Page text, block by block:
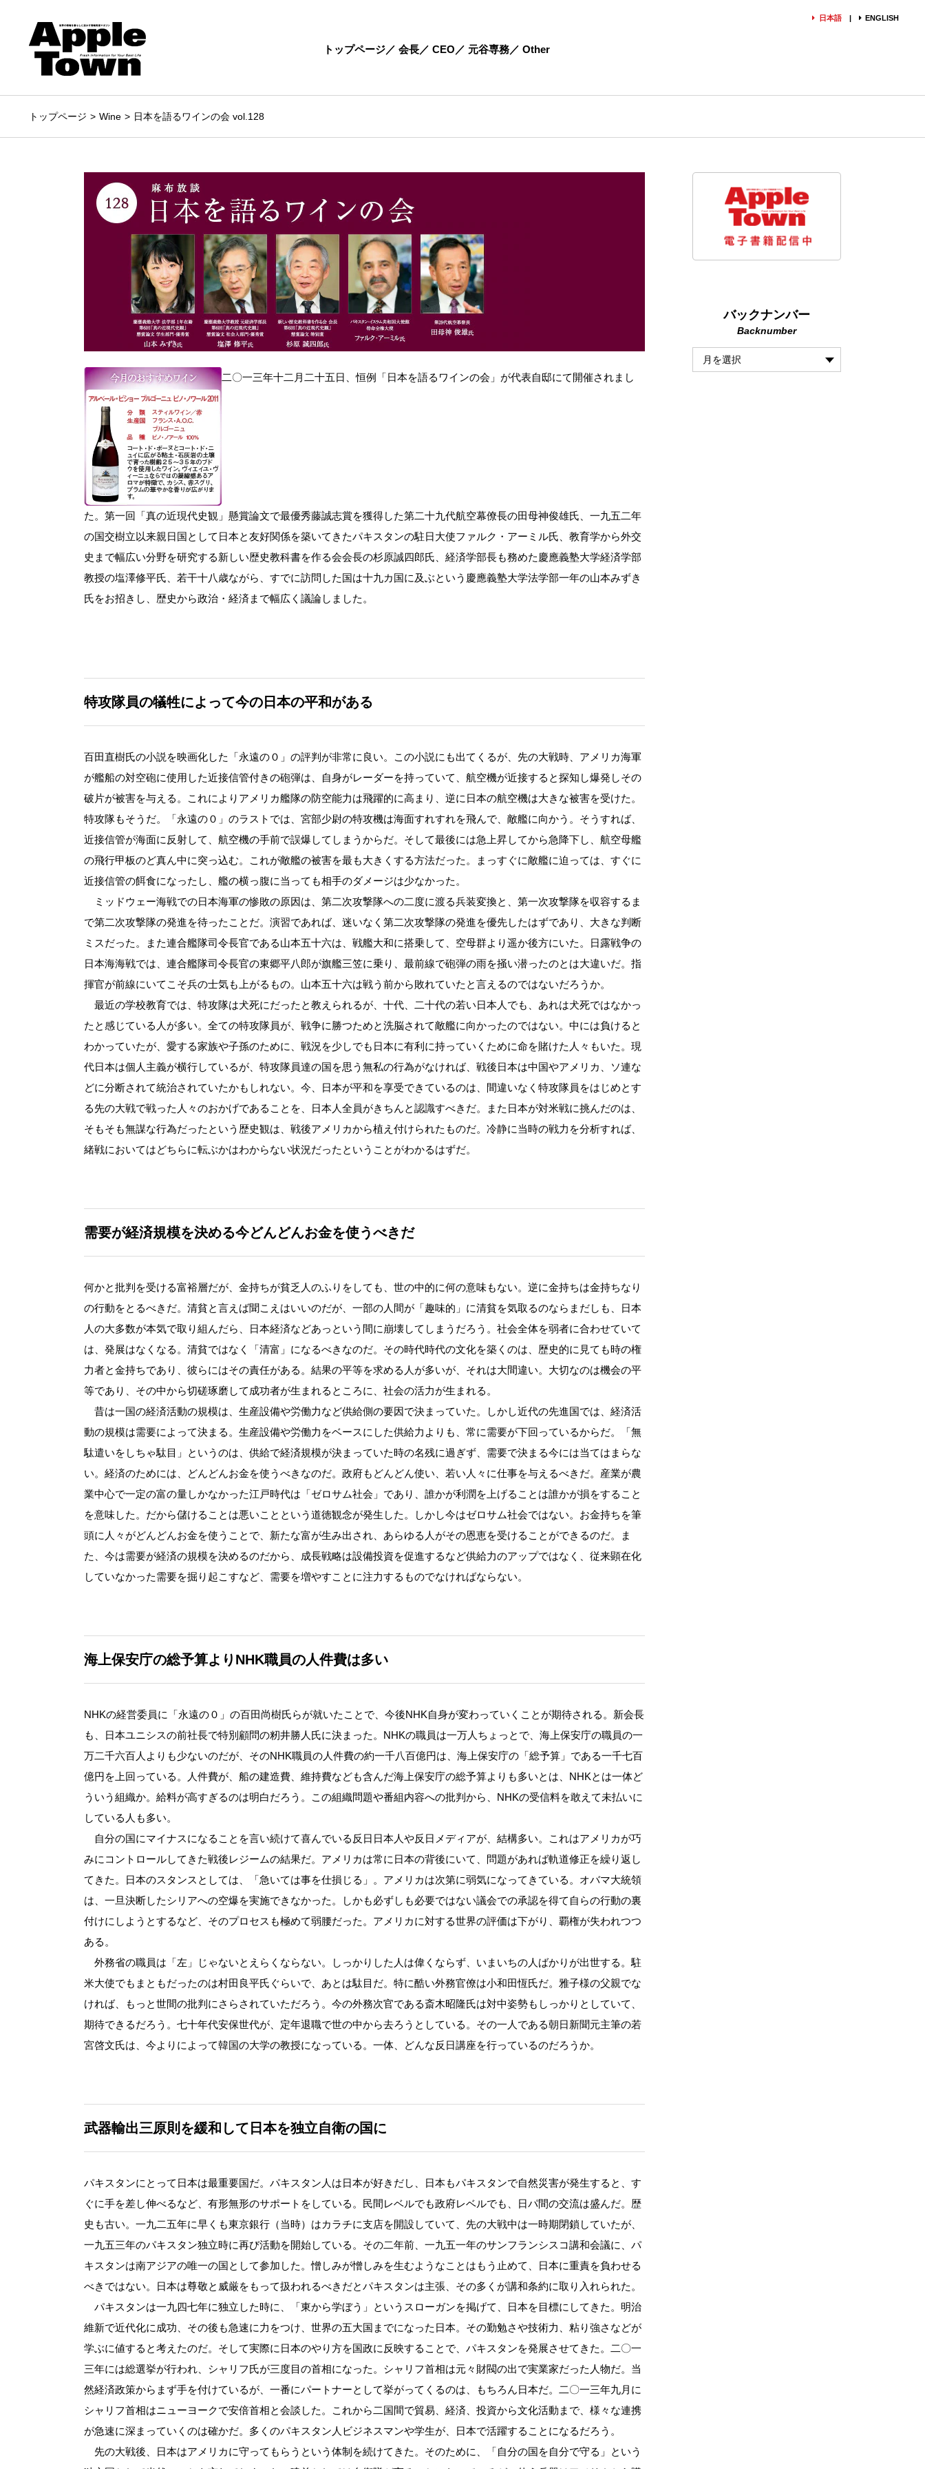
日本語 ENGLISH
トップページ 会長 CEO 元谷専務 Other
トップページ Wine 日本を語るワインの会 vol.128
二〇一三年十二月二十五日、恒例「日本を語るワインの会」が代表自邸にて開催されまし
た。第一回「真の近現代史観」懸賞論文で最優秀藤誠志賞を獲得した第二十九代航空幕僚長の田母神俊雄氏、一九五二年
の国交樹立以来親日国として日本と友好関係を築いてきたパキスタンの駐日大使ファルク・アーミル氏、教育学から外交
史まで幅広い分野を研究する新しい歴史教科書を作る会会長の杉原誠四郎氏、経済学部長も務めた慶應義塾大学経済学部
教授の塩澤修平氏、若干十八歳ながら、すでに訪問した国は十九カ国に及ぶという慶應義塾大学法学部一年の山本みずき
氏をお招きし、歴史から政治・経済まで幅広く議論しました。
特攻隊員の犠牲によって今の日本の平和がある
百田直樹氏の小説を映画化した「永遠の０」の評判が非常に良い。この小説にも出てくるが、先の大戦時、アメリカ海軍
が艦船の対空砲に使用した近接信管付きの砲弾は、自身がレーダーを持っていて、航空機が近接すると探知し爆発しその
破片が被害を与える。これによりアメリカ艦隊の防空能力は飛躍的に高まり、逆に日本の航空機は大きな被害を受けた。
特攻隊もそうだ。「永遠の０」のラストでは、宮部少尉の特攻機は海面すれすれを飛んで、敵艦に向かう。そうすれば、
近接信管が海面に反射して、航空機の手前で誤爆してしまうからだ。そして最後には急上昇してから急降下し、航空母艦
の飛行甲板のど真ん中に突っ込む。これが敵艦の被害を最も大きくする方法だった。まっすぐに敵艦に迫っては、すぐに
近接信管の餌食になったし、艦の横っ腹に当っても相手のダメージは少なかった。
ミッドウェー海戦での日本海軍の惨敗の原因は、第二次攻撃隊への二度に渡る兵装変換と、第一次攻撃隊を収容するま
で第二次攻撃隊の発進を待ったことだ。演習であれば、迷いなく第二次攻撃隊の発進を優先したはずであり、大きな判断
ミスだった。また連合艦隊司令長官である山本五十六は、戦艦大和に搭乗して、空母群より遥か後方にいた。日露戦争の
日本海海戦では、連合艦隊司令長官の東郷平八郎が旗艦三笠に乗り、最前線で砲弾の雨を掻い潜ったのとは大違いだ。指
揮官が前線にいてこそ兵の士気も上がるもの。山本五十六は戦う前から敗れていたと言えるのではないだろうか。
最近の学校教育では、特攻隊は犬死にだったと教えられるが、十代、二十代の若い日本人でも、あれは犬死ではなかっ
たと感じている人が多い。全ての特攻隊員が、戦争に勝つためと洗脳されて敵艦に向かったのではない。中には負けると
わかっていたが、愛する家族や子孫のために、戦況を少しでも日本に有利に持っていくために命を賭けた人々もいた。現
代日本は個人主義が横行しているが、特攻隊員達の国を思う無私の行為がなければ、戦後日本は中国やアメリカ、ソ連な
どに分断されて統治されていたかもしれない。今、日本が平和を享受できているのは、間違いなく特攻隊員をはじめとす
る先の大戦で戦った人々のおかげであることを、日本人全員がきちんと認識すべきだ。また日本が対米戦に挑んだのは、
そもそも無謀な行為だったという歴史観は、戦後アメリカから植え付けられたものだ。冷静に当時の戦力を分析すれば、
緒戦においてはどちらに転ぶかはわからない状況だったということがわかるはずだ。
需要が経済規模を決める今どんどんお金を使うべきだ
何かと批判を受ける富裕層だが、金持ちが貧乏人のふりをしても、世の中的に何の意味もない。逆に金持ちは金持ちなり
の行動をとるべきだ。清貧と言えば聞こえはいいのだが、一部の人間が「趣味的」に清貧を気取るのならまだしも、日本
人の大多数が本気で取り組んだら、日本経済などあっという間に崩壊してしまうだろう。社会全体を弱者に合わせていて
は、発展はなくなる。清貧ではなく「清富」になるべきなのだ。その時代時代の文化を築くのは、歴史的に見ても時の権
力者と金持ちであり、彼らにはその責任がある。結果の平等を求める人が多いが、それは大間違い。大切なのは機会の平
等であり、その中から切磋琢磨して成功者が生まれるところに、社会の活力が生まれる。
昔は一国の経済活動の規模は、生産設備や労働力など供給側の要因で決まっていた。しかし近代の先進国では、経済活
動の規模は需要によって決まる。生産設備や労働力をベースにした供給力よりも、常に需要が下回っているからだ。「無
駄遣いをしちゃ駄目」というのは、供給で経済規模が決まっていた時の名残に過ぎず、需要で決まる今には当てはまらな
い。経済のためには、どんどんお金を使うべきなのだ。政府もどんどん使い、若い人々に仕事を与えるべきだ。産業が農
業中心で一定の富の量しかなかった江戸時代は「ゼロサム社会」であり、誰かが利潤を上げることは誰かが損をすること
を意味した。だから儲けることは悪いことという道徳観念が発生した。しかし今はゼロサム社会ではない。お金持ちを筆
頭に人々がどんどんお金を使うことで、新たな富が生み出され、あらゆる人がその恩恵を受けることができるのだ。ま
た、今は需要が経済の規模を決めるのだから、成長戦略は設備投資を促進するなど供給力のアップではなく、従来顕在化
していなかった需要を掘り起こすなど、需要を増やすことに注力するものでなければならない。
海上保安庁の総予算よりNHK職員の人件費は多い
NHKの経営委員に「永遠の０」の百田尚樹氏らが就いたことで、今後NHK自身が変わっていくことが期待される。新会長
も、日本ユニシスの前社長で特別顧問の籾井勝人氏に決まった。NHKの職員は一万人ちょっとで、海上保安庁の職員の一
万二千六百人よりも少ないのだが、そのNHK職員の人件費の約一千八百億円は、海上保安庁の「総予算」である一千七百
億円を上回っている。人件費が、船の建造費、維持費なども含んだ海上保安庁の総予算よりも多いとは、NHKとは一体ど
ういう組織か。給料が高すぎるのは明白だろう。この組織問題や番組内容への批判から、NHKの受信料を敢えて未払いに
している人も多い。
自分の国にマイナスになることを言い続けて喜んでいる反日日本人や反日メディアが、結構多い。これはアメリカが巧
みにコントロールしてきた戦後レジームの結果だ。アメリカは常に日本の背後にいて、問題があれば軌道修正を繰り返し
てきた。日本のスタンスとしては、「急いては事を仕損じる」。アメリカは次第に弱気になってきている。オバマ大統領
は、一旦決断したシリアへの空爆を実施できなかった。しかも必ずしも必要ではない議会での承認を得て自らの行動の裏
付けにしようとするなど、そのプロセスも極めて弱腰だった。アメリカに対する世界の評価は下がり、覇権が失われつつ
ある。
外務省の職員は「左」じゃないとえらくならない。しっかりした人は偉くならず、いまいちの人ばかりが出世する。駐
米大使でもまともだったのは村田良平氏ぐらいで、あとは駄目だ。特に酷い外務官僚は小和田恆氏だ。雅子様の父親でな
ければ、もっと世間の批判にさらされていただろう。今の外務次官である斎木昭隆氏は対中姿勢もしっかりとしていて、
期待できるだろう。七十年代安保世代が、定年退職で世の中から去ろうとしている。その一人である朝日新聞元主筆の若
宮啓文氏は、今よりによって韓国の大学の教授になっている。一体、どんな反日講座を行っているのだろうか。
武器輸出三原則を緩和して日本を独立自衛の国に
パキスタンにとって日本は最重要国だ。パキスタン人は日本が好きだし、日本もパキスタンで自然災害が発生すると、す
ぐに手を差し伸べるなど、有形無形のサポートをしている。民間レベルでも政府レベルでも、日パ間の交流は盛んだ。歴
史も古い。一九二五年に早くも東京銀行（当時）はカラチに支店を開設していて、先の大戦中は一時期閉鎖していたが、
一九五三年のパキスタン独立時に再び活動を開始している。その二年前、一九五一年のサンフランシスコ講和会議に、パ
キスタンは南アジアの唯一の国として参加した。憎しみが憎しみを生むようなことはもう止めて、日本に重責を負わせる
べきではない。日本は尊敬と威厳をもって扱われるべきだとパキスタンは主張、その多くが講和条約に取り入れられた。
パキスタンは一九四七年に独立した時に、「東から学ぼう」というスローガンを掲げて、日本を目標にしてきた。明治
維新で近代化に成功、その後も急速に力をつけ、世界の五大国までになった日本。その勤勉さや技術力、粘り強さなどが
学ぶに値すると考えたのだ。そして実際に日本のやり方を国政に反映することで、パキスタンを発展させてきた。二〇一
三年には総選挙が行われ、シャリフ氏が三度目の首相になった。シャリフ首相は元々財閥の出で実業家だった人物だ。当
然経済政策からまず手を付けているが、一番にパートナーとして挙がってくるのは、もちろん日本だ。二〇一三年九月に
シャリフ首相はニューヨークで安倍首相と会談した。これから二国間で貿易、経済、投資から文化活動まで、様々な連携
が急速に深まっていくのは確かだ。多くのパキスタン人ビジネスマンや学生が、日本で活躍することになるだろう。
先の大戦後、日本はアメリカに守ってもらうという体制を続けてきた。そのために、「自分の国を自分で守る」という
バックナンバー
Backnumber